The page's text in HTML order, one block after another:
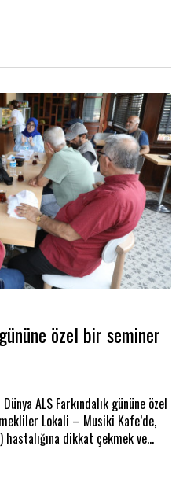
özel bir seminer
ALS Farkındalık gününe özel
Lokali – Musiki Kafe’de,
dikkat çekmek ve
ALS Farkındalık Semineri